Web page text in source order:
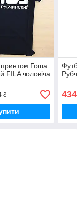
принтом Гоша
FILA чоловіча
₴ 434